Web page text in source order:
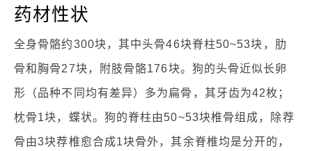
药材性状
全身骨骼约300块，其中头骨46块脊柱50~53块，肋
骨和胸骨27块，附肢骨骼176块。狗的头骨近似长卵
形（品种不同均有差异）多为扁骨，其牙齿为42枚；
枕骨1块，蝶状。狗的脊柱由50~53块椎骨组成，除荐
骨由3块荐椎愈合成1块骨外，其余脊椎均是分开的，